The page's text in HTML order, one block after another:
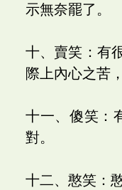
示無奈罷了。
十、賣笑：有
際上內心之苦
十一、傻笑：
對。
十二、憨笑：